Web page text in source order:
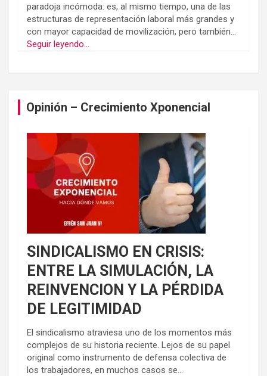
paradoja incómoda: es, al mismo tiempo, una de las
estructuras de representación laboral más grandes y
con mayor capacidad de movilización, pero también...
Seguir leyendo...
Opinión – Crecimiento Xponencial
SINDICALISMO EN CRISIS:
ENTRE LA SIMULACIÓN, LA
REINVENCION Y LA PÉRDIDA
DE LEGITIMIDAD
El sindicalismo atraviesa uno de los momentos más
complejos de su historia reciente. Lejos de su papel
original como instrumento de defensa colectiva de
los trabajadores, en muchos casos se...